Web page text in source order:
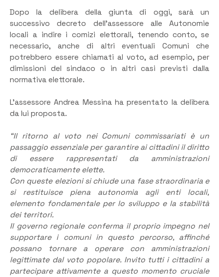
Dopo la delibera della giunta di oggi, sarà un
successivo decreto dell’assessore alle Autonomie
locali a indire i comizi elettorali, tenendo conto, se
necessario, anche di altri eventuali Comuni che
potrebbero essere chiamati al voto, ad esempio, per
dimissioni del sindaco o in altri casi previsti dalla
normativa elettorale.
L’assessore Andrea Messina ha presentato la delibera
da lui proposta.
“Il ritorno al voto nei Comuni commissariati è un
passaggio essenziale per garantire ai cittadini il diritto
di essere rappresentati da amministrazioni
democraticamente elette.
Con queste elezioni si chiude una fase straordinaria e
si restituisce piena autonomia agli enti locali,
elemento fondamentale per lo sviluppo e la stabilità
dei territori.
Il governo regionale conferma il proprio impegno nel
supportare i comuni in questo percorso, affinché
possano tornare a operare con amministrazioni
legittimate dal voto popolare. Invito tutti i cittadini a
partecipare attivamente a questo momento cruciale